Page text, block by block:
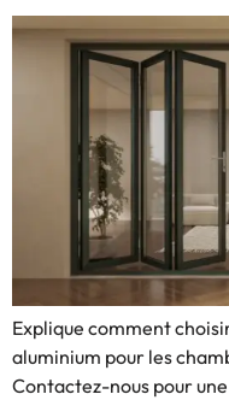
Explique comment
aluminium pour les
Contactez-nous pour